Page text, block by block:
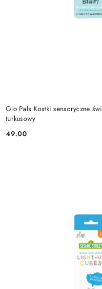
Glo Pals Kostki sensoryczne
turkusowy
Cena:
49.00